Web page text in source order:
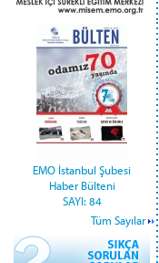
EMO İstanbul Şubesi
Haber Bülteni
SAYI: 84
Tüm Sayılar